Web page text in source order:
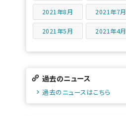
2021年8月 2021年7月
2021年5月 2021年4月
過去のニュース
過去のニュースはこちら